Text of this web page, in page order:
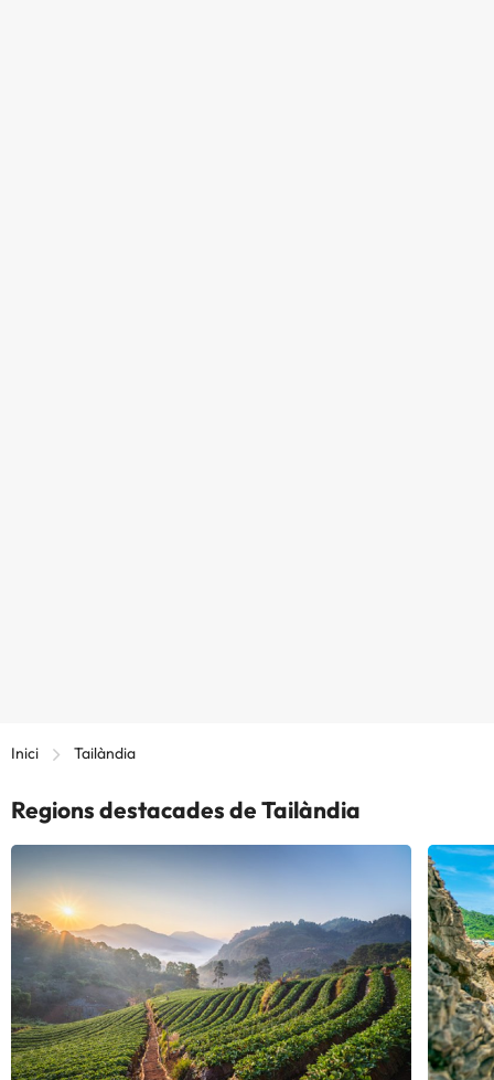
Inici Tailàndia
Regions destacades de Tailàndia